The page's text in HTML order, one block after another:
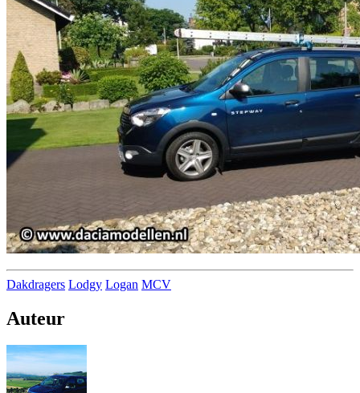
Dakdragers Lodgy Logan MCV
Auteur